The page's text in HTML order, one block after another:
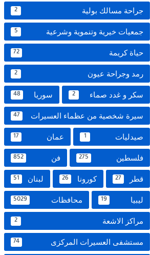
جراحة مسالك بولية 2
جمعيات خيرية وتنموية وشرعية 5
حياة كريمة 72
رمد وجراحة عيون 2
سكر و غدد صماء 2 سوريا 48
سيرة شخصية من عظماء العسيرات 47
صيدليات 1 عمان 17
فلسطين 275 فن 852
قطر 27 كورونا 26 لبنان 51
ليبيا 19 محافظات 5029
مراكز الاشعة 2
مستشفى العسيرات المركزى 74